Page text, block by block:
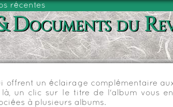
récentes
Documents du
offrent un éclairage complémentaire
un clic sur le titre de l'album vous
à plusieurs albums.